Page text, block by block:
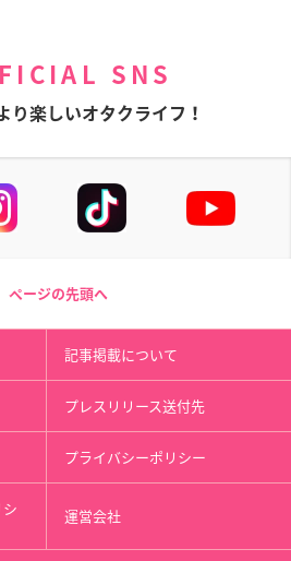
SNS
り楽しいオタクライフ！
ページの先頭へ
記事掲載について
プレスリリース送付先
プライバシーポリシー
運営会社